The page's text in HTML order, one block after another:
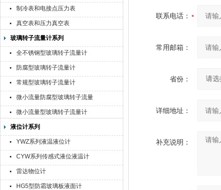
制冷表和电接点压力表
真空表和压力真空表
玻璃转子流量计系列
全不锈钢型玻璃转子流量计
防腐型玻璃转子流量计
常规型玻璃转子流量计
微小流量防腐型玻璃转子流量
计
微小流量型玻璃转子流量计
液位计系列
YWZ系列液温液位计
CYW系列传感式液位液温计
雷达物位计
HG5型防霜玻璃板液面计
联系电话：
常用邮箱：
省份：
详细地址：
补充说明：